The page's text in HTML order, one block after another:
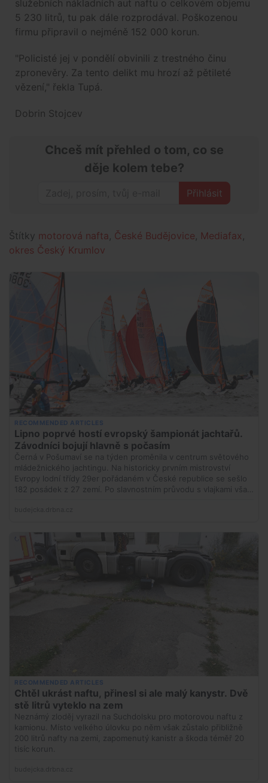
služebních nákladních aut naftu o celkovém objemu
5 230 litrů, tu pak dále rozprodával. Poškozenou
firmu připravil o nejméně 152 000 korun.
"Policisté jej v pondělí obvinili z trestného činu
zpronevěry. Za tento delikt mu hrozí až pětileté
vězení," řekla Tupá.
Dobrin Stojcev
Chceš mít přehled o tom, co se
děje kolem tebe?
Přihlásit
Štítky motorová nafta České Budějovice Mediafax
okres Český Krumlov